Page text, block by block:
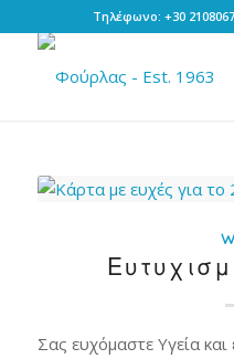
Τηλέφωνο: +30
Σας ευχόμαστε Υγεία και